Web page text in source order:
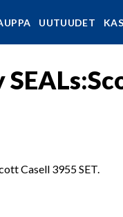
UUTUUDET
Casell 3955 SET.